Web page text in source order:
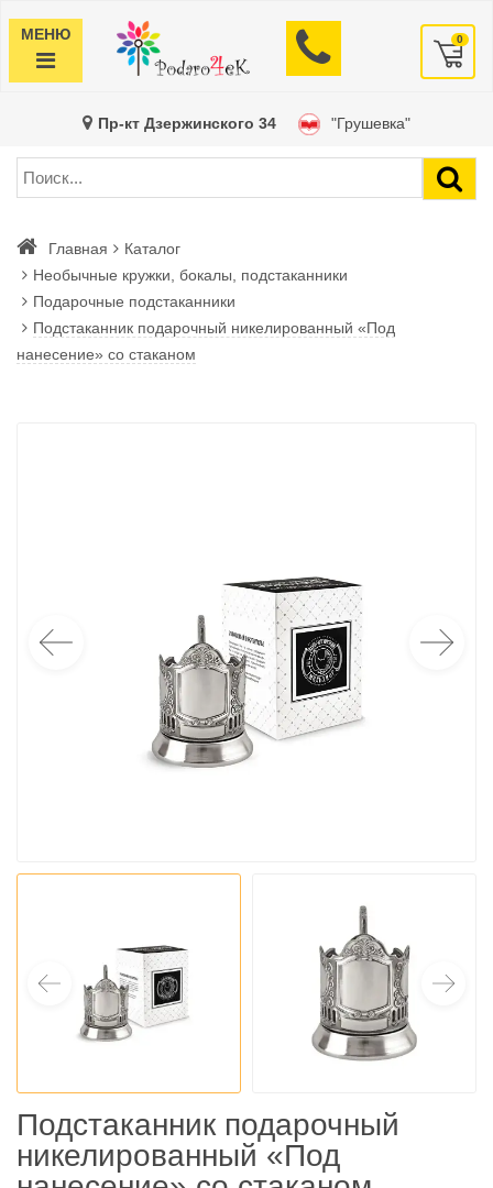
МЕНЮ 0
Пр-кт Дзержинского 34 "Грушевка"
Главная
Каталог
Необычные кружки, бокалы, подстаканники
Подарочные подстаканники
Подстаканник подарочный никелированный «Под
нанесение» со стаканом
Подстаканник подарочный
никелированный «Под